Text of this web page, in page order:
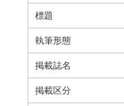
標題
執筆形態
掲載誌名
掲載区分